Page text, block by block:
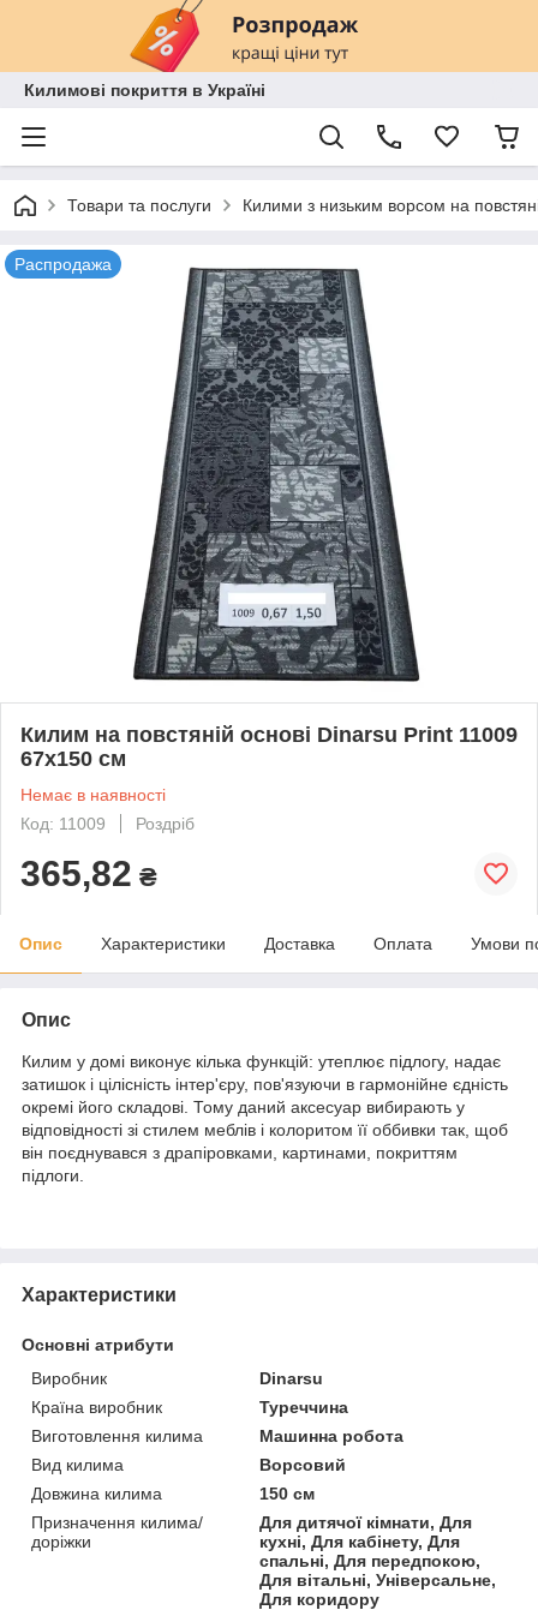
Килимові покриття в Україні
Товари та послуги Килими з низьким ворсом на
Распродажа
Килим на повстяній основі Dinarsu Print 11009
67х150 см
Немає в наявності
Код: 11009
Роздріб
365,82 ₴
Опис Характеристики Доставка Оплата Умови
Опис
Килим у домі виконує кілька функцій: утеплює підлогу, надає
затишок і цілісність інтер'єру, пов'язуючи в гармонійне єдність
окремі його складові. Тому даний аксесуар вибирають у
відповідності зі стилем меблів і колоритом її оббивки так, щоб
він поєднувався з драпіровками, картинами, покриттям
підлоги.
Характеристики
Основні атрибути
Виробник
Dinarsu
Країна виробник
Туреччина
Виготовлення килима
Машинна робота
Вид килима
Ворсовий
Довжина килима
150 см
Призначення килима/
доріжки
Для дитячої кімнати, Для
кухні, Для кабінету, Для
спальні, Для передпокою,
Для вітальні, Універсальне,
Для коридору